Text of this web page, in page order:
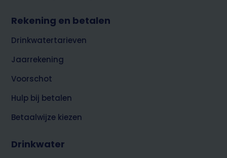
Rekening en betalen
Drinkwatertarieven
Jaarrekening
Voorschot
Hulp bij betalen
Betaalwijze kiezen
Drinkwater